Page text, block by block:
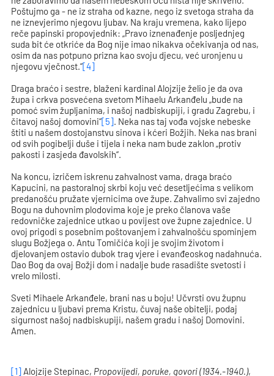
Poštujmo ga - ne iz straha od kazne, nego iz svetoga straha da
ne iznevjerimo njegovu ljubav. Na kraju vremena, kako lijepo
reče papinski propovjednik: „Pravo iznenađenje posljednjeg
suda bit će otkriće da Bog nije imao nikakva očekivanja od nas,
osim da nas potpuno prizna kao svoju djecu, već uronjenu u
njegovu vječnost.“[4]
Draga braćo i sestre, blaženi kardinal Alojzije želio je da ova
župa i crkva posvećena svetom Mihaelu Arkanđelu „bude na
pomoć svim župljanima, i našoj nadbiskupiji, i gradu Zagrebu, i
čitavoj našoj domovini“[5]. Neka nas taj vođa vojske nebeske
štiti u našem dostojanstvu sinova i kćeri Božjih. Neka nas brani
od svih pogibelji duše i tijela i neka nam bude zaklon „protiv
pakosti i zasjeda đavolskih“.
Na koncu, izričem iskrenu zahvalnost vama, draga braćo
Kapucini, na pastoralnoj skrbi koju već desetljećima s velikom
predanošću pružate vjernicima ove župe. Zahvalimo svi zajedno
Bogu na duhovnim plodovima koje je preko članova vaše
redovničke zajednice utkao u povijest ove župne zajednice. U
ovoj prigodi s posebnim poštovanjem i zahvalnošću spominjem
slugu Božjega o. Antu Tomičića koji je svojim životom i
djelovanjem ostavio dubok trag vjere i evanđeoskog nadahnuća.
Dao Bog da ovaj Božji dom i nadalje bude rasadište svetosti i
vrelo milosti.
Sveti Mihaele Arkanđele, brani nas u boju! Učvrsti ovu župnu
zajednicu u ljubavi prema Kristu, čuvaj naše obitelji, podaj
sigurnost našoj nadbiskupiji, našem gradu i našoj Domovini.
Amen.
[1] Alojzije Stepinac, Propovijedi, poruke, govori (1934.-1940.),